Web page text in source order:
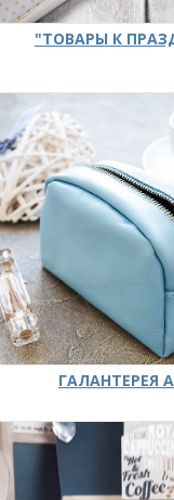
"ТОВАРЫ К
ГАЛАНТЕРЕЯ